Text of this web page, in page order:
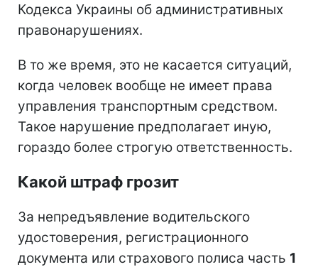
Кодекса Украины об административных
правонарушениях.
В то же время, это не касается ситуаций,
когда человек вообще не имеет права
управления транспортным средством.
Такое нарушение предполагает иную,
гораздо более строгую ответственность.
Какой штраф грозит
За непредъявление водительского
удостоверения, регистрационного
документа или страхового полиса часть 1